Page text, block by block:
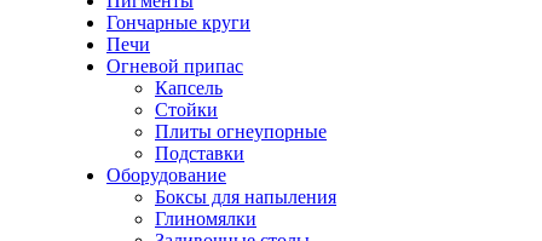
Гончарные круги
Печи
Огневой припас
Капсель
Стойки
Плиты огнеупорные
Подставки
Оборудование
Боксы для напыления
Глиномялки